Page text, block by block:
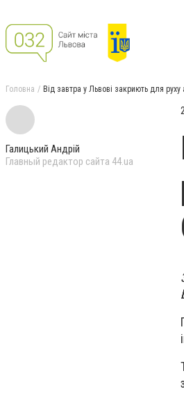
Головна Від завтра у Львові закриють для
Галицький Андрій
Главный редактор сайта 44.ua